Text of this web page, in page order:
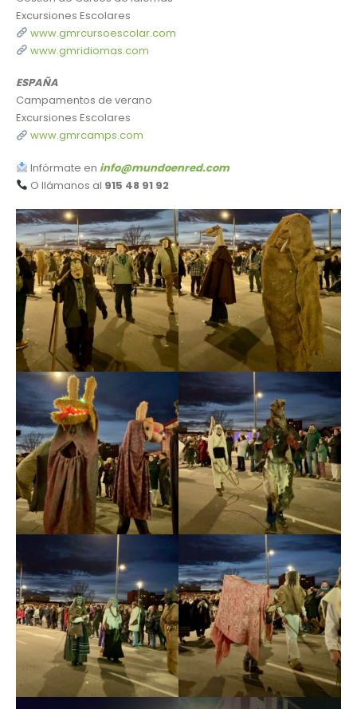
Excursiones Escolares
www.gmrcursoescolar.com
www.gmridiomas.com
ESPAÑA
Campamentos de verano
Excursiones Escolares
www.gmrcamps.com
Infórmate en info@mundoenred.com
O llámanos al 915 48 91 92